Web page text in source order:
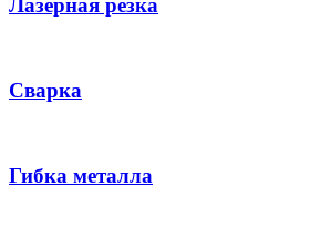
Сварка
Гибка металла